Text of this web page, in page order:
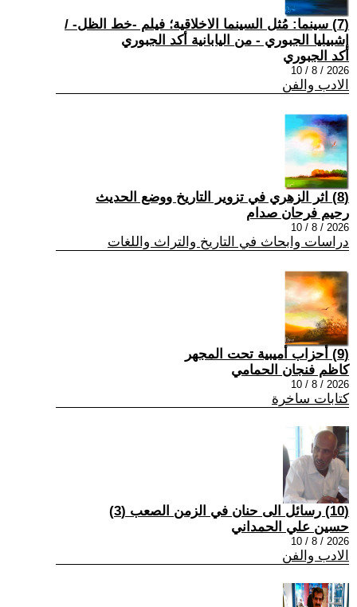
(7) سينما: مُثل السينما الاخلاقية؛ فيلم -خط الظل- /
إشبيليا الجبوري - من اليابانية أكد الجبوري
أكد الجبوري
2026 / 8 / 10
الادب والفن
(8) اثر الزهري في تزوير التاريخ ووضع الحديث
رحيم فرحان صدام
2026 / 8 / 10
دراسات وابحاث في التاريخ والتراث واللغات
(9) أحزاب أميبية تحت المجهر
كاظم فنجان الحمامي
2026 / 8 / 10
كتابات ساخرة
(10) رسائل الى حنان في الزمن الصعب (3)
حسين علي الحمداني
2026 / 8 / 10
الادب والفن